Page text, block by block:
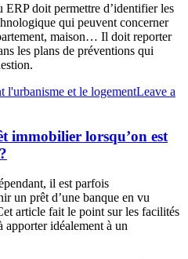
ERP doit permettre d’identifier les
qui peuvent concerner
maison… Il doit reporter
les plans de préventions qui
l'urbanisme et le logementLeave a
immobilier lorsqu’on est
il est parfois
un prêt d’une banque en vu
article fait le point sur les facilités
apporter idéalement à un